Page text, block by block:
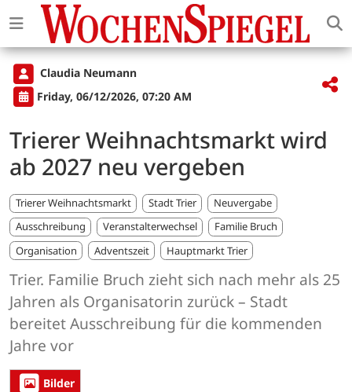
Claudia Neumann
Friday, 06/12/2026, 07:20 AM
Trierer Weihnachtsmarkt wird
ab 2027 neu vergeben
Trierer Weihnachtsmarkt Stadt Trier
Neuvergabe
Ausschreibung
Veranstalterwechsel
Familie Bruch
Organisation
Adventszeit Hauptmarkt Trier
Trier. Familie Bruch zieht sich nach mehr als 25
Jahren als Organisatorin zurück – Stadt
bereitet Ausschreibung für die kommenden
Jahre vor
Bilder